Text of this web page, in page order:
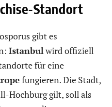
Standort
gibt es
Istanbul wird offiziell
für eine
fungieren. Die Stadt,
Hochburg gilt, soll als